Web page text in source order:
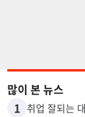
많이 본 뉴스
1 취업 잘되는